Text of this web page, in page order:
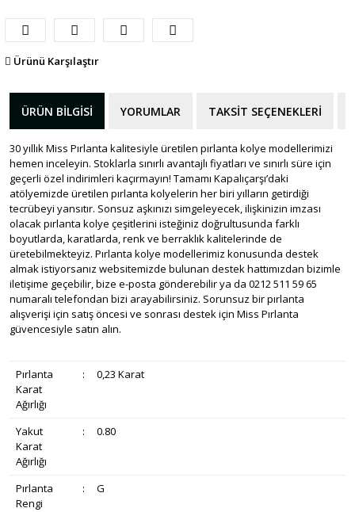
Ürünü Karşılaştır
ÜRÜN BILGISI YORUMLAR TAKSIT SEÇENEKLERI
30 yıllık Miss Pırlanta kalitesiyle üretilen pırlanta kolye modellerimizi
hemen inceleyin. Stoklarla sınırlı avantajlı fiyatları ve sınırlı süre için
geçerli özel indirimleri kaçırmayın! Tamamı Kapalıçarşı’daki
atölyemizde üretilen pırlanta kolyelerin her biri yılların getirdiği
tecrübeyi yansıtır. Sonsuz aşkınızı simgeleyecek, ilişkinizin imzası
olacak pırlanta kolye çeşitlerini isteğiniz doğrultusunda farklı
boyutlarda, karatlarda, renk ve berraklık kalitelerinde de
üretebilmekteyiz. Pırlanta kolye modellerimiz konusunda destek
almak istiyorsanız websitemizde bulunan destek hattımızdan bizimle
iletişime geçebilir, bize e-posta gönderebilir ya da 0212 511 59 65
numaralı telefondan bizi arayabilirsiniz. Sorunsuz bir pırlanta
alışverişi için satış öncesi ve sonrası destek için Miss Pırlanta
güvencesiyle satın alın.
Pırlanta
Karat
Ağırlığı
: 0,23 Karat
Yakut
Karat
Ağırlığı
: 0.80
Pırlanta
Rengi
: G